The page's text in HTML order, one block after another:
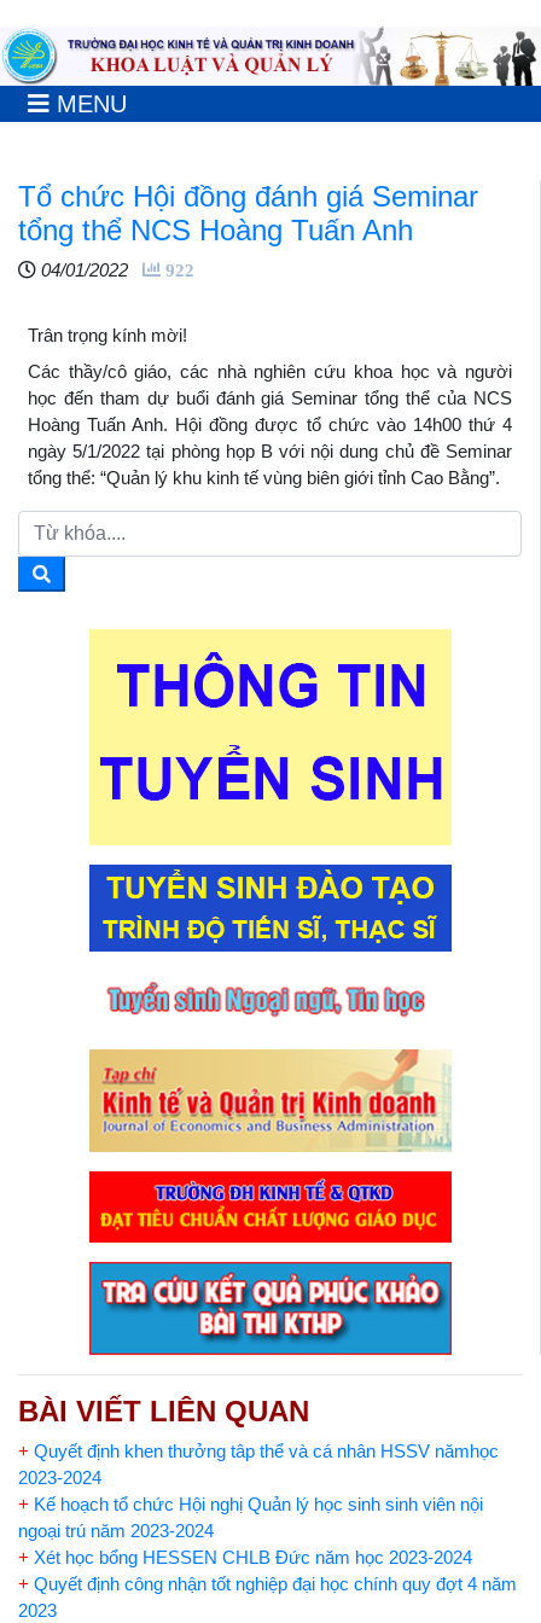
MENU
Tổ chức Hội đồng đánh giá Seminar
tổng thể NCS Hoàng Tuấn Anh
04/01/2022 922
Trân trọng kính mời!
Các thầy/cô giáo, các nhà nghiên cứu khoa học và người
học đến tham dự buổi đánh giá Seminar tổng thể của NCS
Hoàng Tuấn Anh. Hội đồng được tổ chức vào 14h00 thứ 4
ngày 5/1/2022 tại phòng họp B với nội dung chủ đề Seminar
tổng thể: “Quản lý khu kinh tế vùng biên giới tỉnh Cao Bằng”.
BÀI VIẾT LIÊN QUAN
+ Quyết định khen thưởng tâp thể và cá nhân HSSV nămhọc
2023-2024
+ Kế hoạch tổ chức Hội nghị Quản lý học sinh sinh viên nội
ngoại trú năm 2023-2024
+ Xét học bổng HESSEN CHLB Đức năm học 2023-2024
+ Quyết định công nhận tốt nghiệp đại học chính quy đợt 4 năm
2023